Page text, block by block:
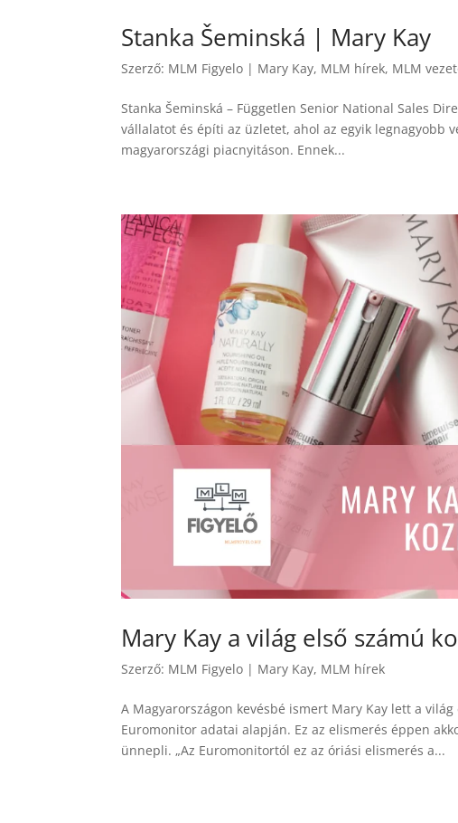
Stanka Šeminská | Mary Kay
Szerző: MLM Figyelo | Mary Kay, MLM hírek, MLM
Stanka Šeminská – Független Senior National Sales
vállalatot és építi az üzletet, ahol az egyik legnagyobb
magyarországi piacnyitáson. Ennek...
Mary Kay a világ első számú
Szerző: MLM Figyelo | Mary Kay, MLM hírek
A Magyarországon kevésbé ismert Mary Kay lett a
Euromonitor adatai alapján. Ez az elismerés éppen
ünnepli. „Az Euromonitortól ez az óriási elismerés a...